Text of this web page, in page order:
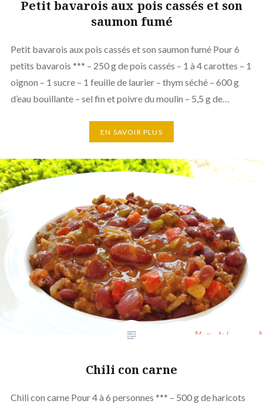
Petit bavarois aux pois cassés et son
saumon fumé
Petit bavarois aux pois cassés et son saumon fumé Pour 6
petits bavarois *** – 250 g de pois cassés – 1 à 4 carottes – 1
oignon – 1 sucre – 1 feuille de laurier – thym séché – 600 g
d’eau bouillante – sel fin et poivre du moulin – 5,5 g de…
EN SAVOIR PLUS
Chili con carne
Chili con carne Pour 4 à 6 personnes *** – 500 g de haricots